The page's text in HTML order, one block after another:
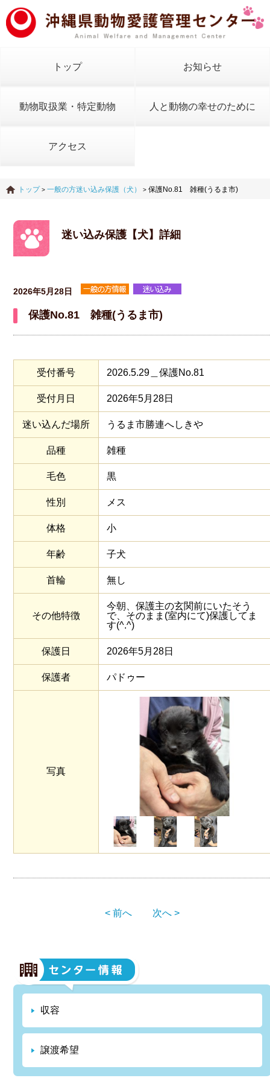
トップ お知らせ
動物取扱業・特定動物 人と動物の幸せのために
アクセス
トップ > 一般の方迷い込み保護（犬） > 保護No.81 雑種(うるま市)
迷い込み保護【犬】詳細
2026年5月28日
保護No.81 雑種(うるま市)
受付番号 2026.5.29＿保護No.81
受付月日 2026年5月28日
迷い込んだ場所 うるま市勝連へしきや
品種 雑種
毛色 黒
性別 メス
体格 小
年齢 子犬
首輪 無し
その他特徴
今朝、保護主の玄関前にいたそう
で、そのまま(室内にて)保護してま
す(^.^)
保護日 2026年5月28日
保護者 パドゥー
写真
< 前へ 次へ >
収容
譲渡希望